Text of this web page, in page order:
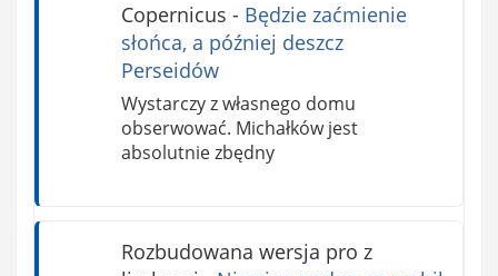
Copernicus - Będzie zaćmienie
słońca, a później deszcz
Perseidów
Wystarczy z własnego domu
obserwować. Michałków jest
absolutnie zbędny
Rozbudowana wersja pro z